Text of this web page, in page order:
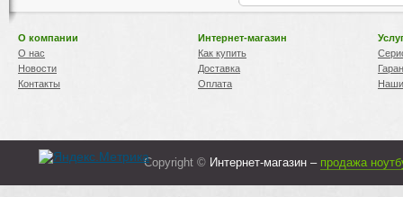
О компании
О нас
Новости
Контакты
Интернет-магазин
Как купить
Доставка
Оплата
Copyright © Интернет-магазин – продажа